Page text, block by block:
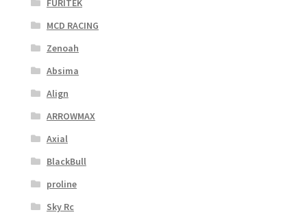
FURITEK
MCD RACING
Zenoah
Absima
Align
ARROWMAX
Axial
BlackBull
proline
Sky Rc